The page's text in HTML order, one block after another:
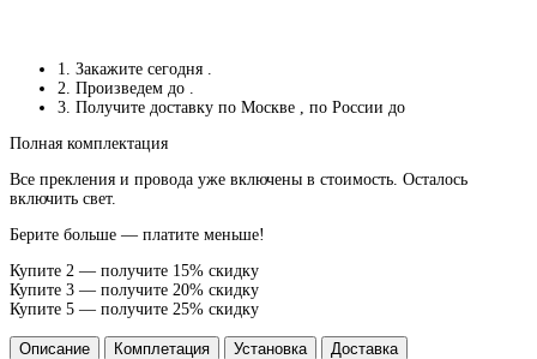
1. Закажите сегодня
2. Произведем до
3. Получите доставку по Москве
, по России до
Полная комплектация
Все прекления и провода уже включены в стоимость. Осталось
включить свет.
Берите больше — платите меньше!
Купите 2 — получите 15% скидку
Купите 3 — получите 20% скидку
Купите 5 — получите 25% скидку
Описание Комплетация Установка
Доставка